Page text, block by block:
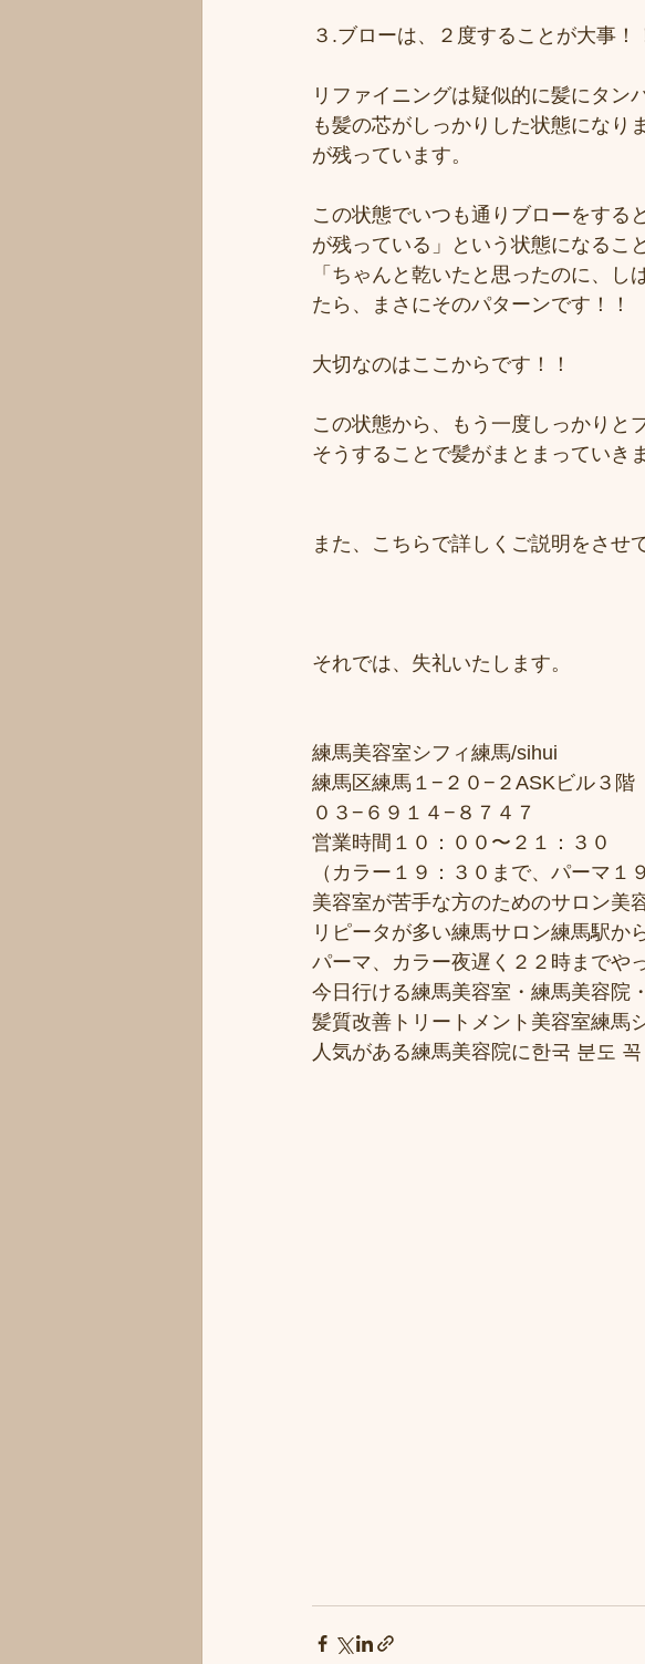
３.ブローは、２度することが大事！
リファイニングは疑似的に髪にタン
も髪の芯がしっかりした状態になり
が残っています。
この状態でいつも通りブローをする
が残っている」という状態になるこ
「ちゃんと乾いたと思ったのに、
たら、まさにそのパターンです！！
大切なのはここからです！！
この状態から、もう一度しっかりと
そうすることで髪がまとまっていき
また、こちらで詳しくご説明をさせ
それでは、失礼いたします。
練馬美容室シフィ練馬/sihui
練馬区練馬１−２０−２ASKビル３階
０３−６９１４−８７４７
営業時間１０：００〜２１：３０
（カラー１９：３０まで、パーマ１
美容室が苦手な方のためのサロン美
リピータが多い練馬サロン練馬駅か
パーマ、カラー夜遅く２２時までや
今日行ける練馬美容室・練馬美容院
髪質改善トリートメント美容室練馬
人気がある練馬美容院に한국 분도